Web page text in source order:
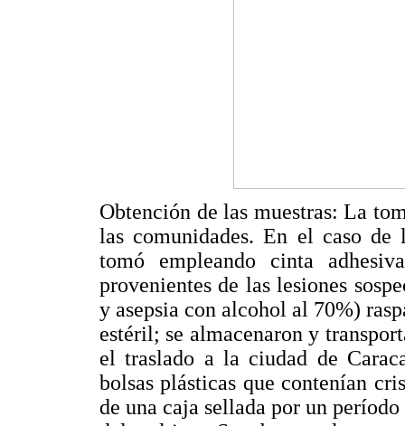
Obtención de las muestras: La
las comunidades. En el caso de
tomó empleando cinta
provenientes de las lesiones
y asepsia con alcohol al 70%)
estéril; se almacenaron y
el traslado a la ciudad de
bolsas plásticas que contenían
de una caja sellada por un